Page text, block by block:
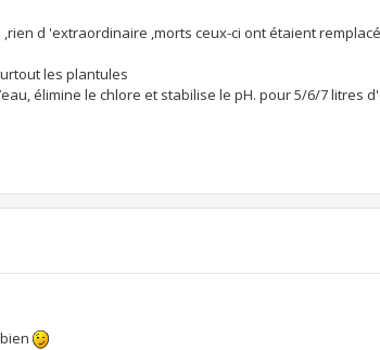
d 'extraordinaire ,morts ceux-ci ont étaient
les plantules
élimine le chlore et stabilise le pH. pour 5/6/7 litres